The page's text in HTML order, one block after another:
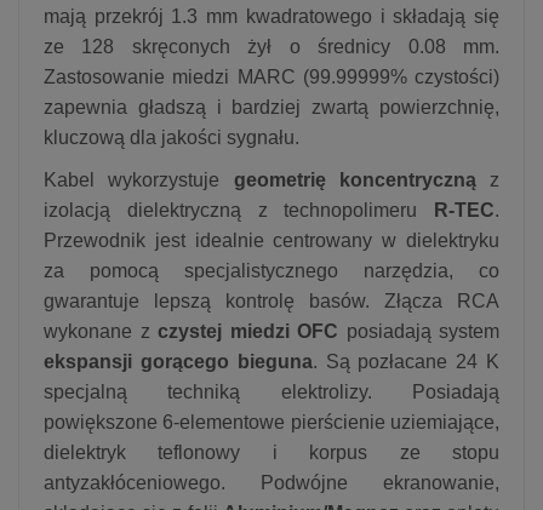
mają przekrój 1.3 mm kwadratowego i składają się
ze 128 skręconych żył o średnicy 0.08 mm.
Zastosowanie miedzi MARC (99.99999% czystości)
zapewnia gładszą i bardziej zwartą powierzchnię,
kluczową dla jakości sygnału.
Kabel wykorzystuje geometrię koncentrycznąz
izolacją dielektryczną z technopolimeru
R-TEC.
Przewodnik jest idealnie centrowany w dielektryku
za pomocą specjalistycznego narzędzia, co
gwarantuje lepszą kontrolę basów. Złącza RCA
wykonane z czystej miedzi OFC posiadają system
ekspansji gorącego bieguna. Są pozłacane 24 K
specjalną techniką elektrolizy. Posiadają
powiększone 6-elementowe pierścienie uziemiające,
dielektryk teflonowy i korpus ze stopu
antyzakłóceniowego. Podwójne ekranowanie,